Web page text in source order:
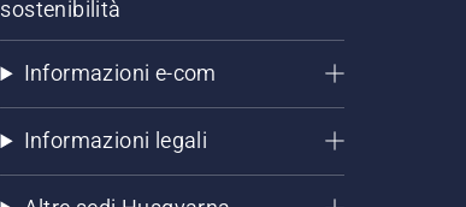
sostenibilità
Informazioni e-com
Informazioni legali